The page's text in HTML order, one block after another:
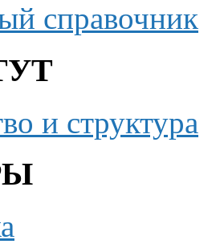
справочник
и структура